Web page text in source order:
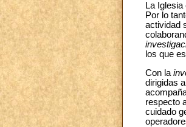
La
Por lo
actividad
los que
Con la
dirigidas
respecto
cuidado